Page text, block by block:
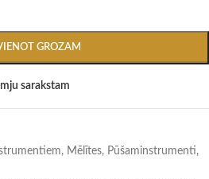
GROZAM
sarakstam
, Mēlītes, Pūšaminstrumenti,